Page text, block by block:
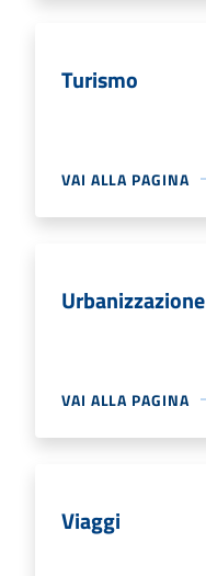
Turismo
VAI ALLA PAGINA
Urbanizzazione
VAI ALLA PAGINA
Viaggi